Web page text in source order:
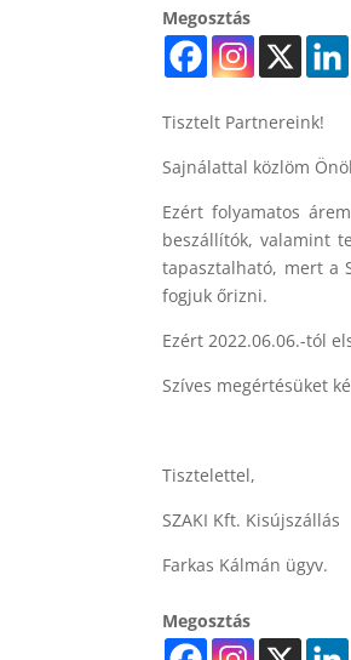
Megosztás
Tisztelt Partnereink!
Sajnálattal közlöm
Ezért folyamatos
beszállítók, valamint
tapasztalható, mert a
fogjuk őrizni.
Ezért 2022.06.06.-tól
Szíves megértésüket
Tisztelettel,
SZAKI Kft. Kisújszállás
Farkas Kálmán ügyv.
Megosztás